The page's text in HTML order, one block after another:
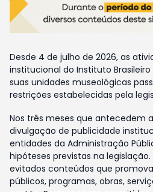
Desde 4 de julho de 2026, as
institucional do Instituto
suas unidades museológicas
restrições estabelecidas pela
Nos três meses que antecedem
divulgação de publicidade
entidades da Administração
hipóteses previstas na
evitados conteúdos que
públicos, programas, obras,